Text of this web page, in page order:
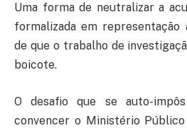
Uma forma de neutralizar a
formalizada em
de que o trabalho de
boicote.
O desafio que se auto-
convencer o Ministério